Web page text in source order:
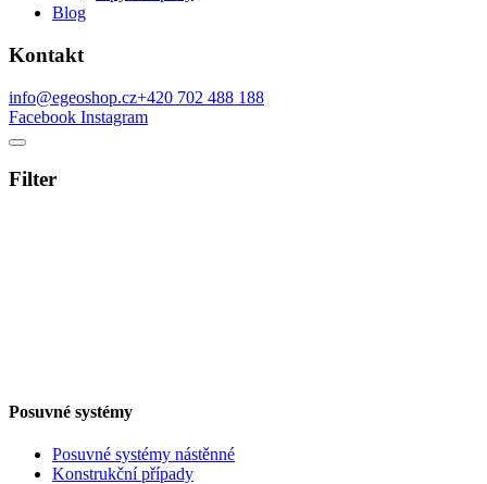
Blog
Kontakt
info@egeoshop.cz+420 702 488 188
Facebook Instagram
Filter
Posuvné systémy
Posuvné systémy nástěnné
Konstrukční případy